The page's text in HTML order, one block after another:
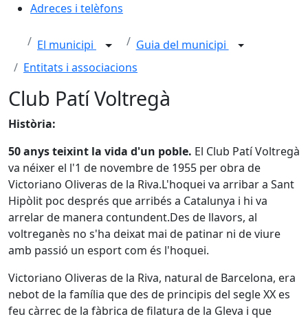
Adreces i telèfons
El municipi
Guia del municipi
Entitats i associacions
Club Patí Voltregà
Història:
50 anys teixint la vida d'un poble. El Club Patí Voltregà
va néixer el l'1 de novembre de 1955 per obra de
Victoriano Oliveras de la Riva.L'hoquei va arribar a Sant
Hipòlit poc després que arribés a Catalunya i hi va
arrelar de manera contundent.Des de llavors, al
voltreganès no s'ha deixat mai de patinar ni de viure
amb passió un esport com és l'hoquei.
Victoriano Oliveras de la Riva, natural de Barcelona, era
nebot de la família que des de principis del segle XX es
feu càrrec de la fàbrica de filatura de la Gleva i que